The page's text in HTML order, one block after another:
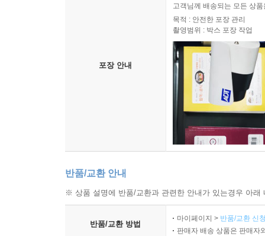
포장 안내
고객님께 배송되는 모든 상
목적 : 안전한 포장 관리
촬영범위 : 박스 포장 작업
반품/교환 안내
※ 상품 설명에 반품/교환과 관련한 안내가 있는경우 아
반품/교환 방법
마이페이지 > 반품/교환 신
판매자 배송 상품은 판매자